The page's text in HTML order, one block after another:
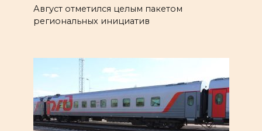
Август отметился целым пакетом
региональных инициатив